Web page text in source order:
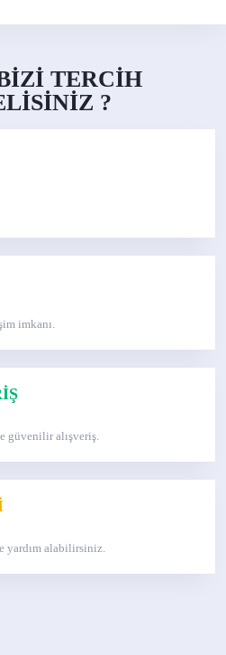
TERCİH
?
imkanı.
güvenilir alışveriş.
yardım alabilirsiniz.